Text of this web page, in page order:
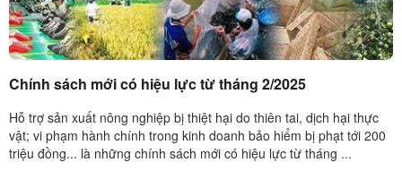
Chính sách mới có hiệu lực từ tháng 2/2025
Hỗ trợ sản xuất nông nghiệp bị thiệt hại do thiên tai, dịch hại thực
vật; vi phạm hành chính trong kinh doanh bảo hiểm bị phạt tới 200
triệu đồng... là những chính sách mới có hiệu lực từ tháng ...